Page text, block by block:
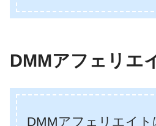
DMMアフェリエ
DMMアフェリエイト